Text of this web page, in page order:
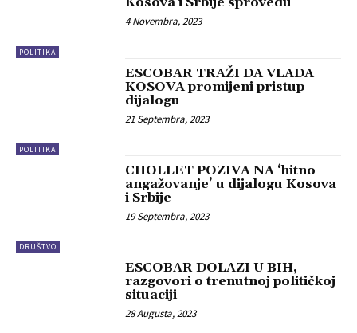
POLITIKA
4 Novembra, 2023
POLITIKA
ESCOBAR TRAŽI DA VLADA
KOSOVA promijeni pristup
dijalogu
21 Septembra, 2023
DRUŠTVO
CHOLLET POZIVA NA ‘hitno
angažovanje’ u dijalogu Kosova
i Srbije
19 Septembra, 2023
ESCOBAR DOLAZI U BIH,
razgovori o trenutnoj političkoj
situaciji
28 Augusta, 2023